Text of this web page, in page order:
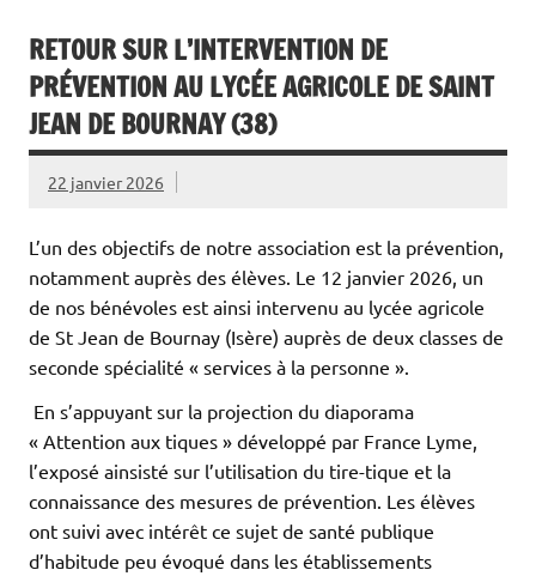
RETOUR SUR L’INTERVENTION DE
PRÉVENTION AU LYCÉE AGRICOLE DE SAINT
JEAN DE BOURNAY (38)
22 janvier 2026
L’un des objectifs de notre association est la prévention,
notamment auprès des élèves. Le 12 janvier 2026, un
de nos bénévoles est ainsi intervenu au lycée agricole
de St Jean de Bournay (Isère) auprès de deux classes de
seconde spécialité « services à la personne ».
En s’appuyant sur la projection du diaporama
« Attention aux tiques » développé par France Lyme,
l’exposé ainsisté sur l’utilisation du tire-tique et la
connaissance des mesures de prévention. Les élèves
ont suivi avec intérêt ce sujet de santé publique
d’habitude peu évoqué dans les établissements